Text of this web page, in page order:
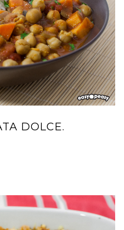
DOLCE.